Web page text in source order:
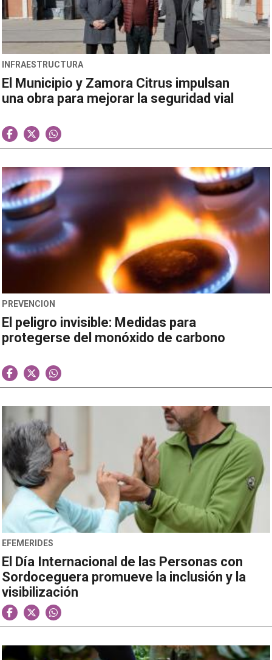
INFRAESTRUCTURA
El Municipio y Zamora Citrus impulsan
una obra para mejorar la seguridad vial
PREVENCION
El peligro invisible: Medidas para
protegerse del monóxido de carbono
EFEMERIDES
El Día Internacional de las Personas con
Sordoceguera promueve la inclusión y la
visibilización